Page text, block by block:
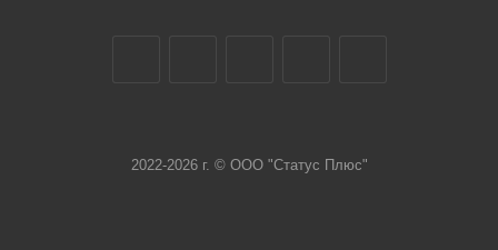
2022-2026 г. © ООО "Статус Плюс"